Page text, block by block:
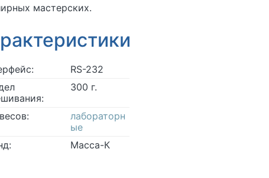
мастерских.
RS-232
300 г.
лабораторн
ые
Масса-К